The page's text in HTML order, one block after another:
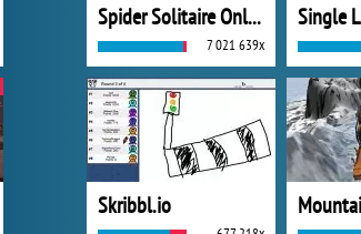
Spider Solitaire Online
7 021 639x
Single
Skribbl.io